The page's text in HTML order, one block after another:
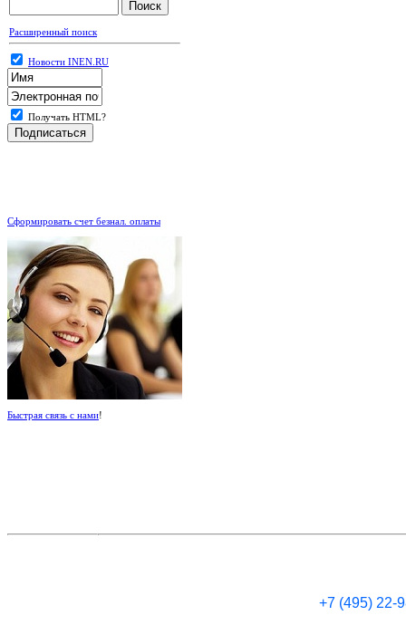
Расширенный поиск
Новости INEN.RU
Получать HTML?
Сформировать счет безнал. оплаты
Быстрая связь с нами!
+7 (495) 22-